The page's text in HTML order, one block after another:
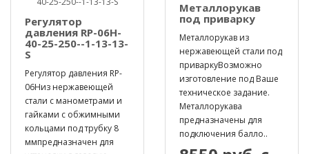
Регулятор
давления RP-06H-
40-25-250--1-13-13-
S
Регулятор давления RP-
06Hиз нержавеющей
стали с манометрами и
гайками с обжимными
кольцами под трубку 8
ммпредназначен для
Металлорукав
под приварку
Металлорукав из
нержавеющей стали под
приваркуВозможно
изготовление под Ваше
техническое задание.
Металлорукава
предназначены для
подключения балло..